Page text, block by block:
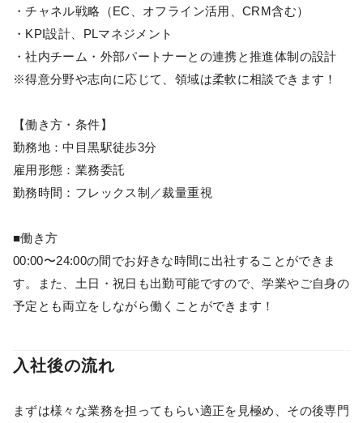
・チャネル戦略（EC、オフライン活用、CRM含む）
・KPI設計、PLマネジメント
・社内チーム・外部パートナーとの連携と推進体制の設計
※得意分野や志向に応じて、領域は柔軟に相談できます！
【働き方・条件】
勤務地：中目黒駅徒歩3分
雇用形態：業務委託
勤務時間：フレックス制／裁量重視
■働き方
00:00〜24:00の間でお好きな時間に出社することができま
す。また、土日・祝日も出勤可能ですので、学業やご自身の
予定とも両立をしながら働くことができます！
入社後の流れ
まずは様々な業務を担ってもらい適正を見極め、その後専門